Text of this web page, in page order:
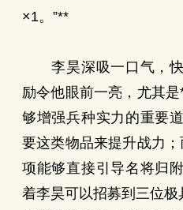
×1。”**
李昊深吸一口气，快
励令他眼前一亮，尤其
够增强兵种实力的重要
要这类物品来提升战力
项能够直接引导名将归
着李昊可以招募到三位